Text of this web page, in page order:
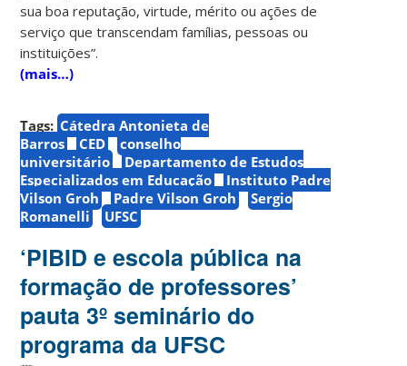
sua boa reputação, virtude, mérito ou ações de
serviço que transcendam famílias, pessoas ou
instituições”.
(mais…)
Tags: Cátedra Antonieta de
Barros
CED
conselho
universitário
Departamento de Estudos
Especializados em Educação
Instituto Padre
Vilson Groh
Padre Vilson Groh
Sergio
Romanelli
UFSC
‘PIBID e escola pública na
formação de professores’
pauta 3º seminário do
programa da UFSC